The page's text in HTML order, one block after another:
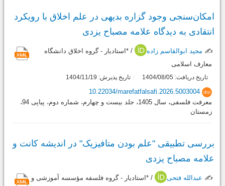
امکان‌سنجی وجود گزاره بدیهی در علم اخلاق با رویکرد
انتقادی به دیدگاه علامه مصباح یزدی
✍️ مجید ابوالقاسم زاده
/ *استادیار - گروه اخلاق دانشگاه
معارف اسلامی
تاریخ دریافت: 1404/08/05 تاریخ پذیرش: 1404/11/19
doi
10.22034/marefatfalsafi.2026.5003004
معرفت فلسفی، سال 1405، جلد بیست و چهارم، شماره دوم، پیاپی 94،
زمستان
بررسی تطبیقی "علم بودن متافیزیک" در اندیشه کانت و
علامه مصباح یزدی
✍️ عبدالله فتحی
/ *استادیار - گروه فلسفه مؤسسه آموزشی و